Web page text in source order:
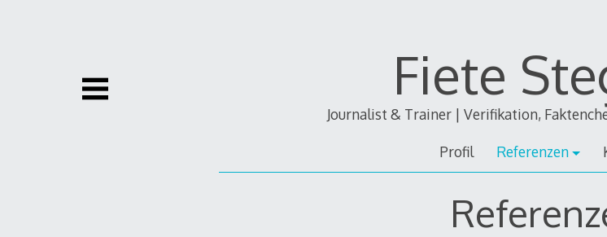
Fiete
Journalist & Trainer | Verifikation,
Profil Referenzen